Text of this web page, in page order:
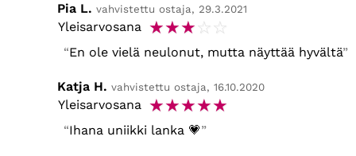
Pia L. vahvistettu ostaja, 29.3.2021
Yleisarvosana ☆☆☆☆ ☆
En ole vielä neulonut, mutta näyttää hyvältä
Katja H. vahvistettu ostaja, 16.10.2020
Yleisarvosana ☆☆☆☆☆
Ihana uniikki lanka 💗